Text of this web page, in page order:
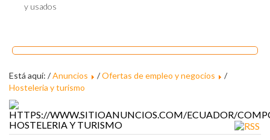
y usados
Está aquí: /Anuncios /Ofertas de empleo y negocios
/
Hosteleria y turismo
HOSTELERIA Y TURISMO